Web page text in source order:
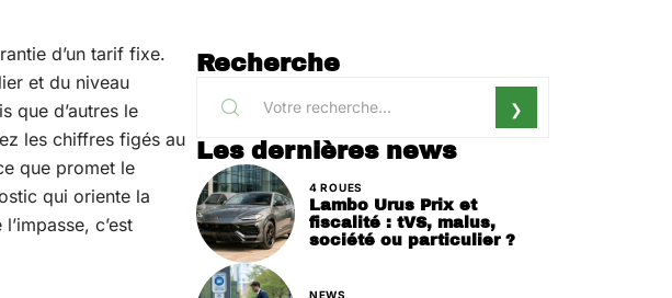
d’un tarif fixe.
et du niveau
que d’autres le
les chiffres figés au
que promet le
qui oriente la
c’est
Recherche
Les dernières news
4 ROUES
Lambo Urus Prix et
fiscalité : tVS, malus,
société ou particulier ?
NEWS